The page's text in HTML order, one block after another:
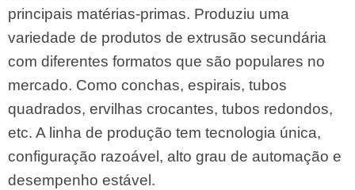
principais matérias-primas. Produziu uma
variedade de produtos de extrusão secundária
com diferentes formatos que são populares no
mercado. Como conchas, espirais, tubos
quadrados, ervilhas crocantes, tubos redondos,
etc. A linha de produção tem tecnologia única,
configuração razoável, alto grau de automação e
desempenho estável.